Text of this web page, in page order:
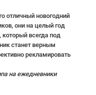
отличный новогодний
они на целый год
всегда под
станет верным
рекламировать
на ежедневники